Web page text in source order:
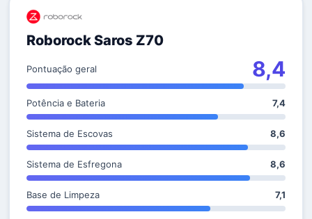
Roborock Saros Z70
Pontuação geral 8,4
Potência e Bateria 7,4
Sistema de Escovas 8,6
Sistema de Esfregona 8,6
Base de Limpeza 7,1